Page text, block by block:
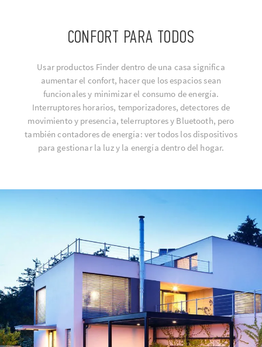
CONFORT PARA TODOS
Usar productos Finder dentro de una casa significa
aumentar el confort, hacer que los espacios sean
funcionales y minimizar el consumo de energía.
Interruptores horarios, temporizadores, detectores de
movimiento y presencia, telerruptores y Bluetooth, pero
también contadores de energía: ver todos los dispositivos
para gestionar la luz y la energía dentro del hogar.